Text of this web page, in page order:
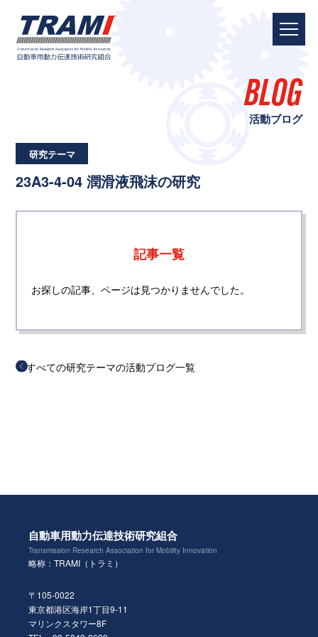
BLOG
活動ブログ
研究テーマ
23A3-4-04 潤滑液飛沫の研究
記事一覧
お探しの記事、ページは見つかりませんでした。
すべての研究テーマの活動ブログ一覧
自動車用動力伝達技術研究組合
Transmission Research Association for Mobility Innovation
略称：TRAMI（トラミ）
〒105-0022
東京都港区海岸1丁目9-11
マリンクスタワー8F